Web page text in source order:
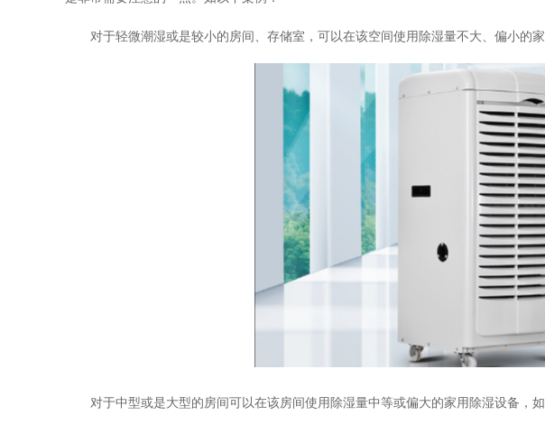
对于轻微潮湿或是较小的房间、存储室，可以在该空间使用除湿量不大、偏小的家
对于中型或是大型的房间可以在该房间使用除湿量中等或偏大的家用除湿设备，如除